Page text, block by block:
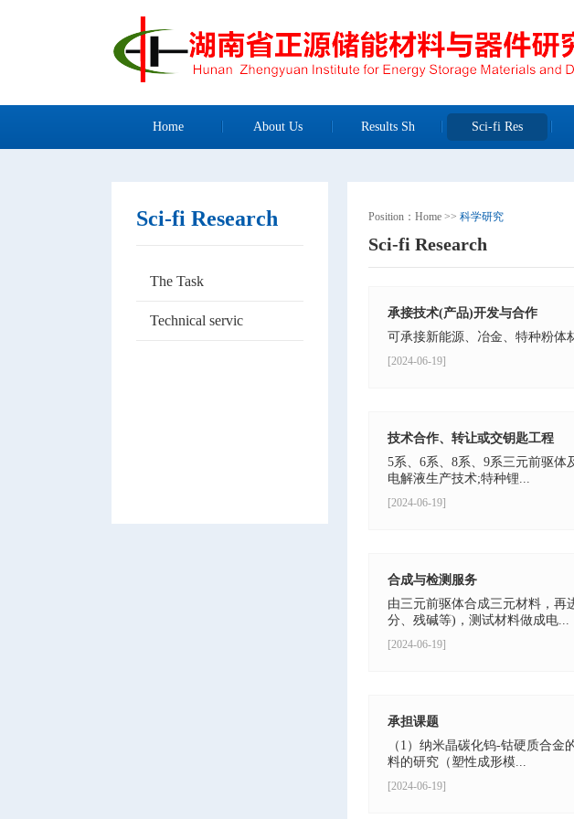
Home About Us Results Sh Sci-fi Res
Sci-fi Research
The Task
Technical servic
Position： Home >> 科学研究
Sci-fi Research
承接技术(产品)开发与合作
可承接新能源、冶金、特种粉体
[2024-06-19]
技术合作、转让或交钥匙工程
5系、6系、8系、9系三元前驱体
电解液生产技术;特种锂...
[2024-06-19]
合成与检测服务
由三元前驱体合成三元材料，再
分、残碱等)，测试材料做成电...
[2024-06-19]
承担课题
（1）纳米晶碳化钨-钴硬质合
料的研究（塑性成形模...
[2024-06-19]